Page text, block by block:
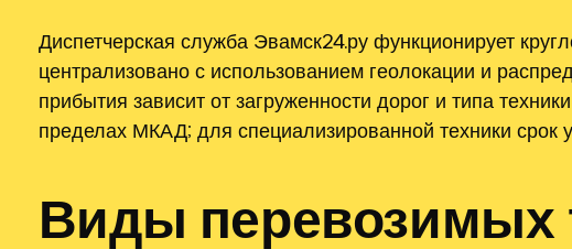
Диспетчерская служба Эвамск24.ру функционирует
централизовано с использованием геолокации и
прибытия зависит от загруженности дорог и типа
пределах МКАД; для специализированной техники срок
Виды перевозимых